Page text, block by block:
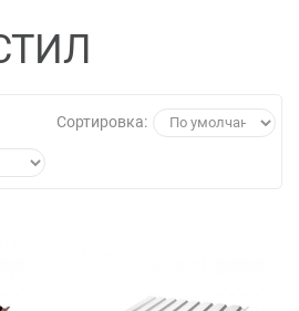
Сортировка: